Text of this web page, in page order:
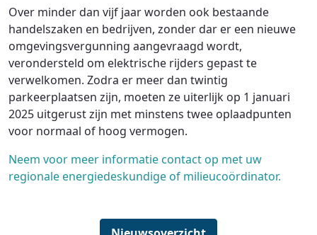
Over minder dan vijf jaar worden ook bestaande
handelszaken en bedrijven, zonder dar er een nieuwe
omgevingsvergunning aangevraagd wordt,
verondersteld om elektrische rijders gepast te
verwelkomen. Zodra er meer dan twintig
parkeerplaatsen zijn, moeten ze uiterlijk op 1 januari
2025 uitgerust zijn met minstens twee oplaadpunten
voor normaal of hoog vermogen.
Neem voor meer informatie contact op met uw
regionale energiedeskundige of milieucoördinator.